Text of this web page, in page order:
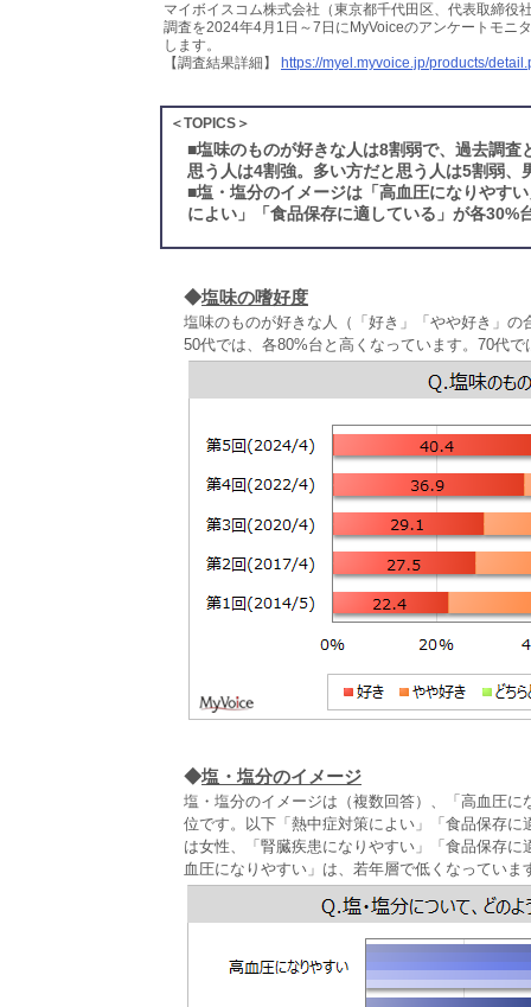
マイボイスコム株式会社（東京都千代田区、代表取締
調査を2024年4月1日～7日にMyVoiceのアンケートモニ
します。
【調査結果詳細】
https://myel.myvoice.jp/products/
＜TOPICS＞
■塩味のものが好きな人は8割弱で、過去調
思う人は4割強。多い方だと思う人は5割弱、
■塩・塩分のイメージは「高血圧になりやす
によい」「食品保存に適している」が各30%
◆塩味の嗜好度
塩味のものが好きな人（「好き」「やや好き」
50代では、各80%台と高くなっています。70代
◆塩・塩分のイメージ
塩・塩分のイメージは（複数回答）、「高血圧
位です。以下「熱中症対策によい」「食品保存
は女性、「腎臓疾患になりやすい」「食品保存
血圧になりやすい」は、若年層で低くなっていま